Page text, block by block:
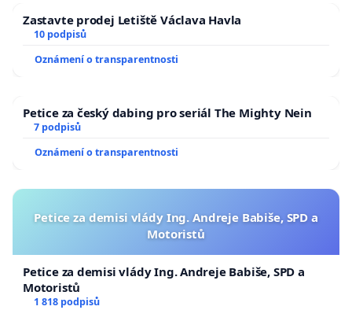
Zastavte prodej Letiště Václava Havla
10 podpisů
Oznámení o transparentnosti
Petice za český dabing pro seriál The Mighty Nein
7 podpisů
Oznámení o transparentnosti
Petice za demisi vlády Ing. Andreje Babiše, SPD a
Motoristů
Petice za demisi vlády Ing. Andreje Babiše, SPD a
Motoristů
1 818 podpisů